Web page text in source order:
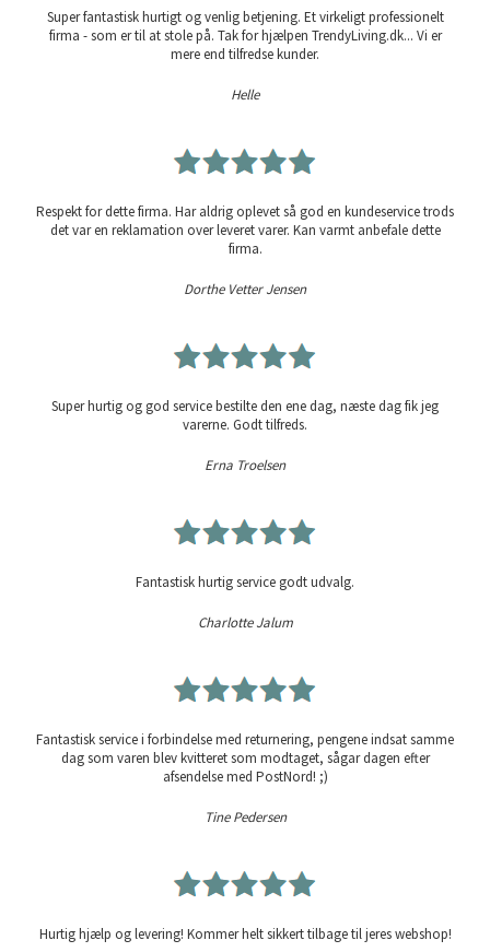
Super fantastisk hurtigt og venlig betjening. Et virkeligt professionelt
firma - som er til at stole på. Tak for hjælpen TrendyLiving.dk... Vi er
mere end tilfredse kunder.
Helle
Respekt for dette firma. Har aldrig oplevet så god en kundeservice trods
det var en reklamation over leveret varer. Kan varmt anbefale dette
firma.
Dorthe Vetter Jensen
Super hurtig og god service bestilte den ene dag, næste dag fik jeg
varerne. Godt tilfreds.
Erna Troelsen
Fantastisk hurtig service godt udvalg.
Charlotte Jalum
Fantastisk service i forbindelse med returnering, pengene indsat samme
dag som varen blev kvitteret som modtaget, sågar dagen efter
afsendelse med PostNord! ;)
Tine Pedersen
Hurtig hjælp og levering! Kommer helt sikkert tilbage til jeres webshop!